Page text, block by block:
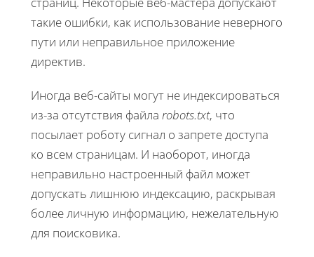
такие ошибки, как использование неверного
пути или неправильное приложение
директив.
Иногда веб-сайты могут не индексироваться
из-за отсутствия файла robots.txt, что
посылает роботу сигнал о запрете доступа
ко всем страницам. И наоборот, иногда
неправильно настроенный файл может
допускать лишнюю индексацию, раскрывая
более личную информацию, нежелательную
для поисковика.